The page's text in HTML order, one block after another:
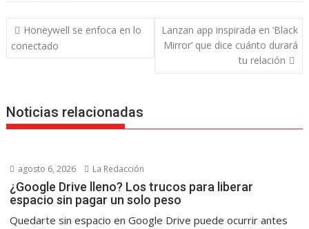
Navegación
de
entradas
Honeywell se enfoca en lo
conectado
Lanzan app inspirada en ‘Black
Mirror’ que dice cuánto durará
tu relación
Noticias relacionadas
agosto 6, 2026 La Redacción
¿Google Drive lleno? Los trucos para liberar
espacio sin pagar un solo peso
Quedarte sin espacio en Google Drive puede ocurrir antes